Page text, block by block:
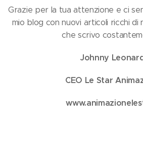
Grazie per la tua attenzione e ci
mio blog con nuovi articoli ricchi di
che scrivo
Johnny
CEO Le Star